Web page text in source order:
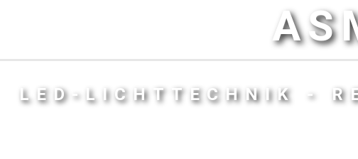
LED-LICHTTECHNIK -